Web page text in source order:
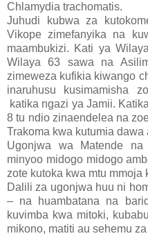
Chlamydia trachomatis.
Juhudi kubwa za
Vikope zimefanyika na
maambukizi. Kati ya
Wilaya 63 sawa na
zimeweza kufikia kiwango
inaruhusu kusimamisha
katika ngazi ya Jamii.
8 tu ndio zinaendelea na
Trakoma kwa kutumia dawa
Ugonjwa wa Matende
minyoo midogo midogo
zote kutoka kwa mtu
Dalili za ugonjwa huu ni
– na huambatana na
kuvimba kwa mitoki,
mikono, matiti au sehemu